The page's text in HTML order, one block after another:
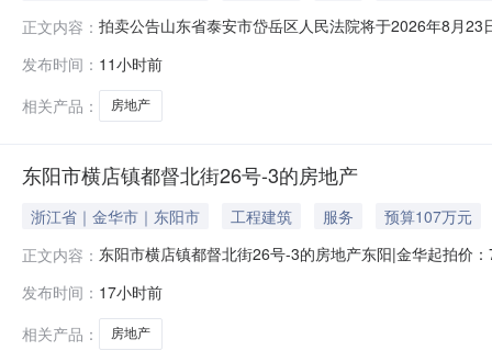
正文内容： 拍卖公告山东省泰安市岱岳区人民法院将于2026年8月
1620000元，起拍价：1101600元，保证金：110000元
发布时间： 11小时前
相关产品：
房地产
东阳市横店镇都督北街26号-3的房地产
浙江省｜金华市｜东阳市 工程建筑 服务
预算107万元
正文内容： 东阳市横店镇都督北街26号-3的房地产东阳|金华起拍价
屋产权证东房权证横店字第248784号土地产权证东阳市
发布时间： 17小时前
相关产品：
房地产